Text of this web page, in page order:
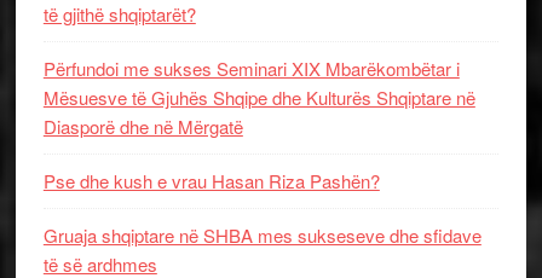
të gjithë shqiptarët?
Përfundoi me sukses Seminari XIX Mbarëkombëtar i
Mësuesve të Gjuhës Shqipe dhe Kulturës Shqiptare në
Diasporë dhe në Mërgatë
Pse dhe kush e vrau Hasan Riza Pashën?
Gruaja shqiptare në SHBA mes sukseseve dhe sfidave
të së ardhmes